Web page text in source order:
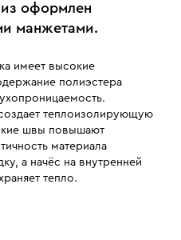
оформлен
манжетами.
имеет высокие
полиэстера
теплоизолирующую
швы повышают
материала
а начёс на внутренней
тепло.